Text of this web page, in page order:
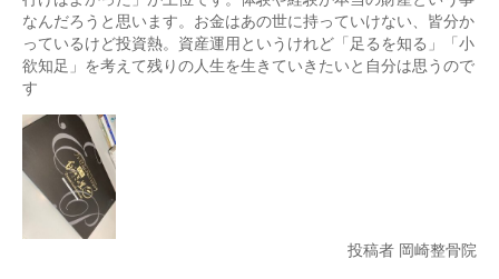
なんだろうと思います。お金はあの世に持っていけない、皆分か
っているけど投資熱。資産運用というけれど「足るを知る」「小
欲知足」を考えて残りの人生を生きていきたいと自分は思うので
す
投稿者 岡崎整骨院